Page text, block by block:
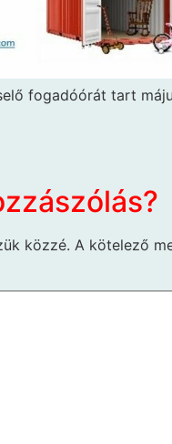
fogadóórát tart
közzé. A kötelező